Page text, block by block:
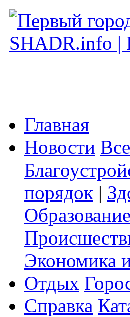
Главная
Новости
порядок |
Образование
Экономика
Отдых
Справка